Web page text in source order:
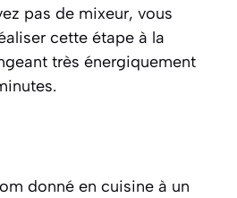
pas de mixeur, vous
cette étape à la
très énergiquement
donné en cuisine à un